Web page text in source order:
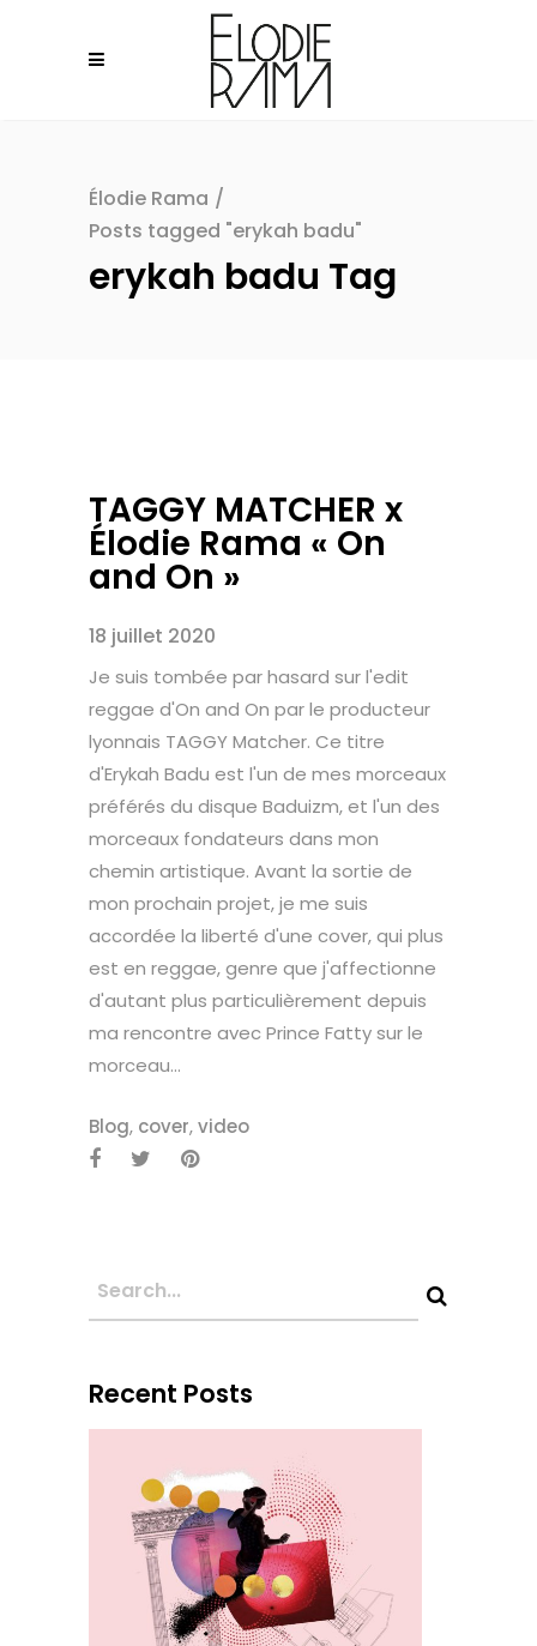
Élodie Rama /
Posts tagged "erykah badu"
erykah badu Tag
TAGGY MATCHER x
Élodie Rama « On
and On »
18 juillet 2020
Je suis tombée par hasard sur l'edit
reggae d'On and On par le producteur
lyonnais TAGGY Matcher. Ce titre
d'Erykah Badu est l'un de mes morceaux
préférés du disque Baduizm, et l'un des
morceaux fondateurs dans mon
chemin artistique. Avant la sortie de
mon prochain projet, je me suis
accordée la liberté d'une cover, qui plus
est en reggae, genre que j'affectionne
d'autant plus particulièrement depuis
ma rencontre avec Prince Fatty sur le
morceau...
Blog, cover,video
Recent Posts